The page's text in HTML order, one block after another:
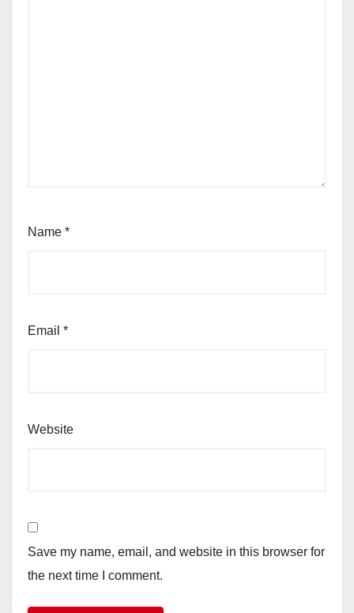
Name *
Email *
Website
Save my name, email, and website in this browser for
the next time I comment.